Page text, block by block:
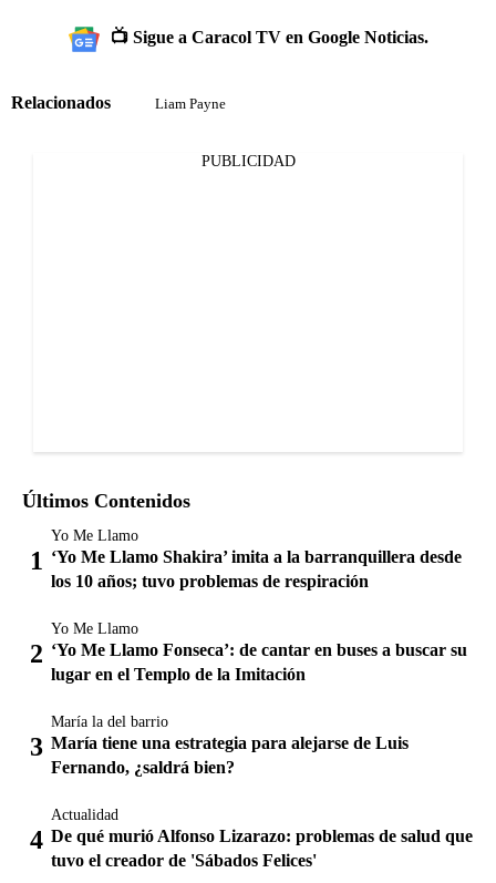
📺 Sigue a Caracol TV en Google Noticias.
Relacionados Liam Payne
PUBLICIDAD
Últimos Contenidos
Yo Me Llamo
‘Yo Me Llamo Shakira’ imita a la barranquillera desde
los 10 años; tuvo problemas de respiración
Yo Me Llamo
‘Yo Me Llamo Fonseca’: de cantar en buses a buscar su
lugar en el Templo de la Imitación
María la del barrio
María tiene una estrategia para alejarse de Luis
Fernando, ¿saldrá bien?
Actualidad
De qué murió Alfonso Lizarazo: problemas de salud que
tuvo el creador de 'Sábados Felices'